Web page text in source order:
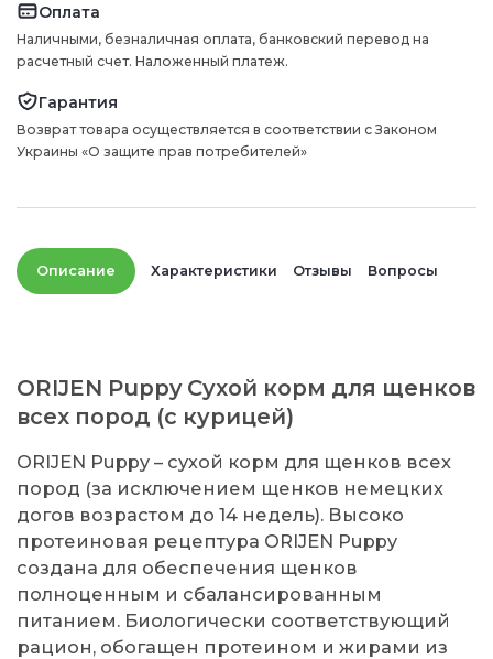
Оплата
Наличными, безналичная оплата, банковский перевод на
расчетный счет. Наложенный платеж.
Гарантия
Возврат товара осуществляется в соответствии с Законом
Украины «О защите прав потребителей»
Описание Характеристики Отзывы Вопросы
ORIJEN Puppy Сухой корм для щенков
всех пород (с курицей)
ORIJEN Puppy – сухой корм для щенков всех
пород (за исключением щенков немецких
догов возрастом до 14 недель). Высоко
протеиновая рецептура ORIJEN Puppy
создана для обеспечения щенков
полноценным и сбалансированным
питанием. Биологически соответствующий
рацион, обогащен протеином и жирами из